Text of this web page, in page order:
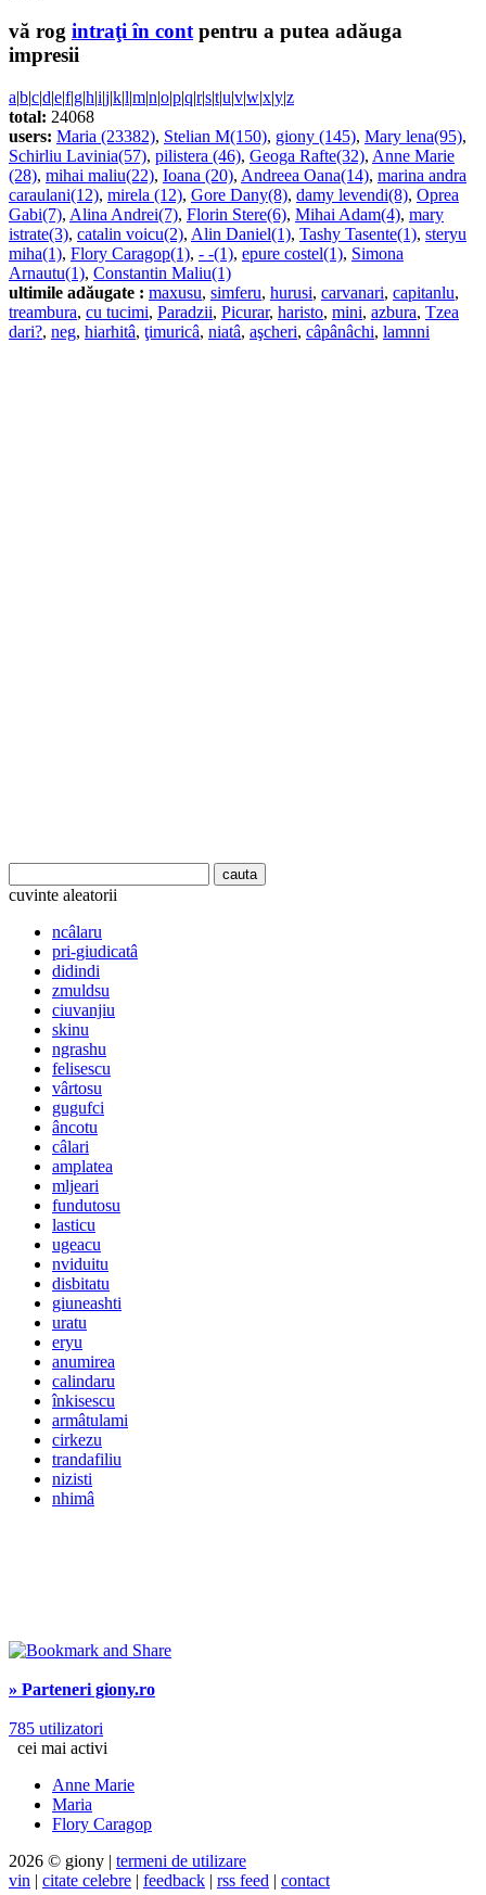
vă rog intraţi în contpentru a putea adăuga
impresii
a|b|c|d|e|f|g|h|i|j|k|l|m|n|o|p|q|r|s|t|u|v|w|x|y|z
total: 24068
users: Maria (23382), Stelian M(150), giony (145), Mary lena(95),
Schirliu Lavinia(57), pilistera (46), Geoga Rafte(32), Anne Marie
(28), mihai maliu(22), Ioana (20), Andreea Oana(14), marina andra
caraulani(12), mirela (12), Gore Dany(8), damy levendi(8), Oprea
Gabi(7), Alina Andrei(7), Florin Stere(6), Mihai Adam(4), mary
istrate(3), catalin voicu(2), Alin Daniel(1), Tashy Tasente(1), steryu
miha(1), Flory Caragop(1), - -(1), epure costel(1), Simona
Arnautu(1), Constantin Maliu(1)
ultimile adăugate : maxusu, simferu, hurusi, carvanari, capitanlu,
treambura, cu tucimi, Paradzii, Picurar, haristo, mini, azbura, Tzea
dari?, neg, hiarhitâ, ţimuricâ, niatâ, aşcheri, câpânâchi, lamnni
cuvinte aleatorii
ncâlaru
pri-giudicatâ
didindi
zmuldsu
ciuvanjiu
skinu
ngrashu
felisescu
vârtosu
gugufci
âncotu
câlari
amplatea
mljeari
fundutosu
lasticu
ugeacu
nviduitu
disbitatu
giuneashti
uratu
eryu
anumirea
calindaru
înkisescu
armâtulami
cirkezu
trandafiliu
nizisti
nhimâ
» Parteneri giony.ro
785 utilizatori
cei mai activi
Anne Marie
Maria
Flory Caragop
2026 © giony | termeni de utilizare
vin | citate celebre | feedback | rss feed | contact